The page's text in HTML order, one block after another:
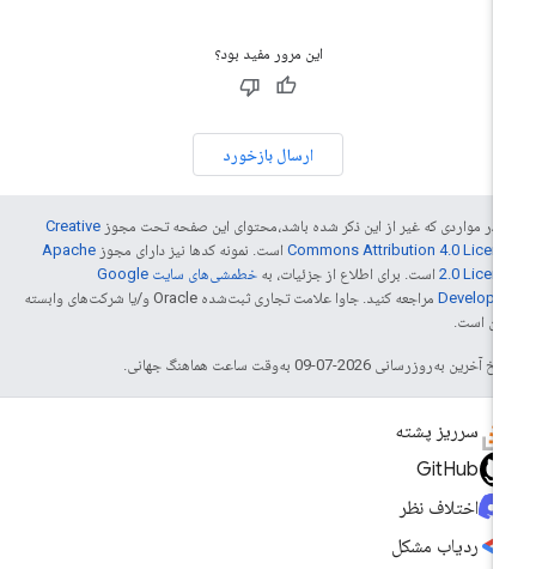
این مرور مفید بود؟
ارسال بازخورد
در مواردی که غیر از این ذکر شده باشد،‌محتوای این صفحه تحت مجوزCreative
Commons Attribution 4.0است. نمونه کدها نیز دارای مجوزApache
2.0 است. برای اطلاع از جزئیات، به
خطمشی‌های سایت Google
مراجعه کنید. جاوا علامت تجاری ثبت‌شده Oracle و/یا شرکت‌های وابسته
آن است.
آخرین به‌روزرسانی 2026-07-09 به‌وقت ساعت هماهنگ جهانی.
سرریز پشته
GitHub
اختلاف نظر
ردیاب مشکل